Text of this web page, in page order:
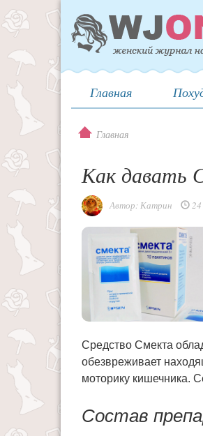
Главная
Главная
Как давать
Автор: Катрин
Средство Смекта
обезвреживает
моторику кишечника.
Состав